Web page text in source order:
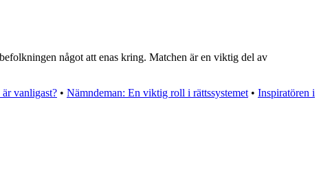
något att enas kring. Matchen är en viktig del av
vanligast? • Nämndeman: En viktig roll i rättssystemet • Inspiratören i